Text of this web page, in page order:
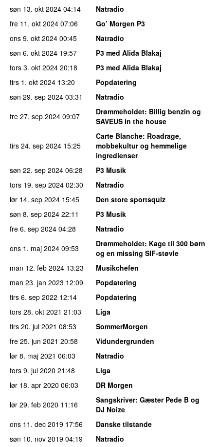
søn 13. okt 2024 04:14
Natradio
fre 11. okt 2024 07:06
Go’ Morgen P3
ons 9. okt 2024 00:45
Natradio
søn 6. okt 2024 19:57
P3 med Alida Blakaj
tors 3. okt 2024 20:18
P3 med Alida Blakaj
tirs 1. okt 2024 13:20
Popdatering
søn 29. sep 2024 03:31
Natradio
fre 27. sep 2024 09:07 Drømmeholdet: Billig benzin og
SAVEUS in the house
tirs 24. sep 2024 15:25
Carte Blanche: Roadrage,
mobbekultur og hemmelige
ingredienser
søn 22. sep 2024 06:28
P3 Musik
tors 19. sep 2024 02:30
Natradio
lør 14. sep 2024 15:45
Den store sportsquiz
søn 8. sep 2024 22:11
P3 Musik
fre 6. sep 2024 04:28
Natradio
ons 1. maj 2024 09:53 Drømmeholdet: Kage til 300 børn
og en missing SIF-støvle
man 12. feb 2024 13:23
Musikchefen
man 23. jan 2023 12:09
Popdatering
tirs 6. sep 2022 12:14
Popdatering
tors 28. okt 2021 21:03
Liga
tirs 20. jul 2021 08:53
SommerMorgen
fre 25. jun 2021 20:58
Vidundergrunden
lør 8. maj 2021 06:03
Natradio
tors 9. jul 2020 21:48
Liga
lør 18. apr 2020 06:03
DR Morgen
lør 29. feb 2020 11:16 Sangskriver: Gæster Pede B og
DJ Noize
ons 11. dec 2019 17:56
Danske tilstande
søn 10. nov 2019 04:19
Natradio